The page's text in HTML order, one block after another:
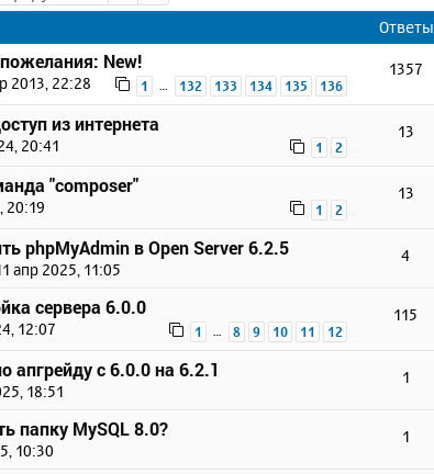
Ответы
New!
2013, 22:28 1 132 133 134 135 136
1357
из интернета
20:41 1 2
13
"composer"
20:19 1 2
13
phpMyAdmin в Open Server 6.2.5
апр 2025, 11:05
4
сервера 6.0.0
12:07 1 8 9 10 11 12
115
апгрейду с 6.0.0 на 6.2.1
18:51
1
папку MySQL 8.0?
10:30
1